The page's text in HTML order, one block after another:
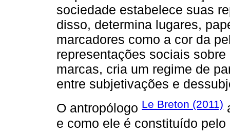
sociedade estabelece suas
disso, determina lugares,
marcadores como a cor da
representações sociais
marcas, cria um regime de
entre subjetivações e
O antropólogo Le Breton (2011)
e como ele é constituído